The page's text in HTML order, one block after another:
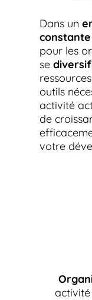
Dans un
pour les
se
outils
activité
de
votre